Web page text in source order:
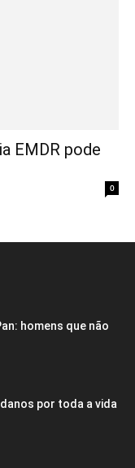
EMDR pode
0
homens que não
por toda a vida